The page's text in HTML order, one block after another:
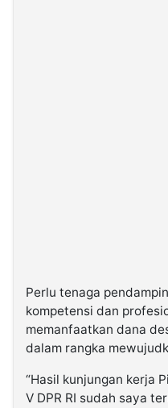
Perlu tenaga
kompetensi dan
memanfaatkan dana
dalam rangka
“Hasil kunjungan kerja
V DPR RI sudah saya